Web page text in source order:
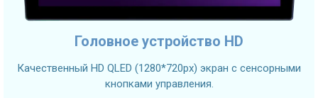
Головное устройство HD
Качественный HD QLED (1280*720px) экран с сенсорными
кнопками управления.